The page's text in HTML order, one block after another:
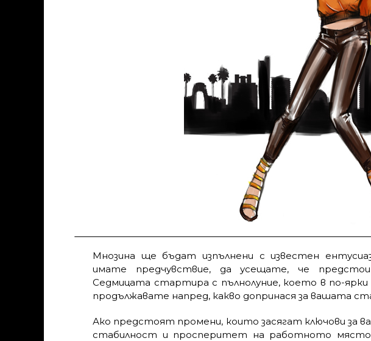
Мнозина ще бъдат изпълнени с известен
имате предчувствие, да усещате, че
Седмицата стартира с пълнолуние, което в по-ярки
продължавате напред, какво допринася за вашата
Ако предстоят промени, които засягат ключови за
стабилност и просперитет на работното